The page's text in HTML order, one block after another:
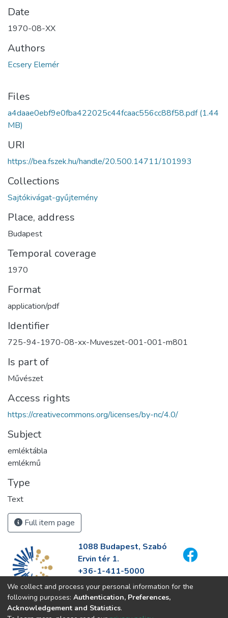
Date
1970-08-XX
Authors
Ecsery Elemér
Files
a4daae0ebf9e0fba422025c44fcaac556cc88f58.pdf(1.44
MB)
URI
https://bea.fszek.hu/handle/20.500.14711/101993
Collections
Sajtókivágat-gyűjtemény
Place, address
Budapest
Temporal coverage
1970
Format
application/pdf
Identifier
725-94-1970-08-xx-Muveszet-001-001-m801
Is part of
Művészet
Access rights
https://creativecommons.org/licenses/by-nc/4.0/
Subject
emléktábla
emlékmű
Type
Text
Full item page
1088 Budapest, Szabó
Ervin tér 1.
+36-1-411-5000
info@fszek.hu
https://fszek.hu
We collect and process your personal information for the
following purposes: Authentication, Preferences,
Acknowledgement and Statistics.